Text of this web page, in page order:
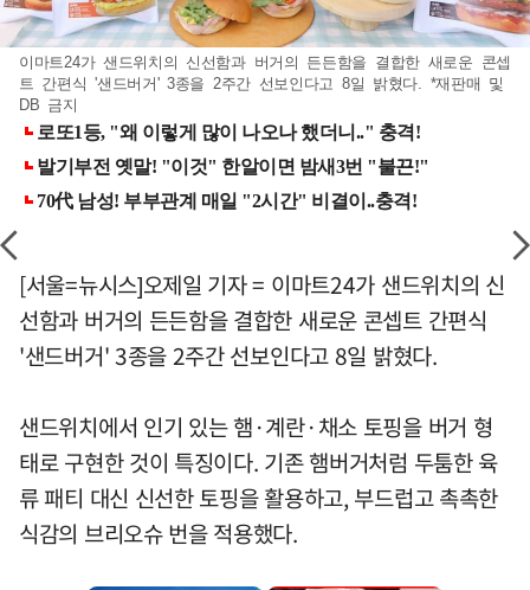
이마트24가 샌드위치의 신선함과 버거의 든든함을 결합한 새로운 콘셉
트 간편식 '샌드버거' 3종을 2주간 선보인다고 8일 밝혔다. *재판매 및
DB 금지
[서울=뉴시스]오제일 기자 = 이마트24가 샌드위치의 신
선함과 버거의 든든함을 결합한 새로운 콘셉트 간편식
'샌드버거' 3종을 2주간 선보인다고 8일 밝혔다.
샌드위치에서 인기 있는 햄·계란·채소 토핑을 버거 형
태로 구현한 것이 특징이다. 기존 햄버거처럼 두툼한 육
류 패티 대신 신선한 토핑을 활용하고, 부드럽고 촉촉한
식감의 브리오슈 번을 적용했다.